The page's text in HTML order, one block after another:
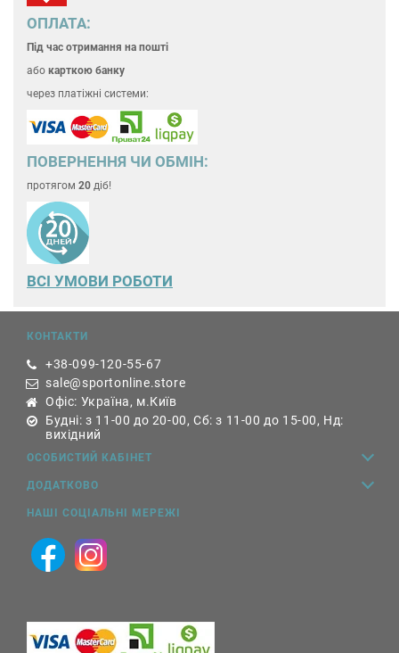
ОПЛАТА:
Під час отримання на пошті
або карткою банку
через платіжні системи:
ПОВЕРНЕННЯ ЧИ ОБМІН:
протягом 20 діб!
ВСІ УМОВИ РОБОТИ
КОНТАКТИ
+38-099-120-55-67
sale@sportonline.store
Офіс: Україна, м.Київ
Будні: з 11-00 до 20-00, Сб: з 11-00 до 15-00, Нд:
вихідний
ОСОБИСТИЙ КАБІНЕТ
ДОДАТКОВО
НАШІ СОЦІАЛЬНІ МЕРЕЖІ